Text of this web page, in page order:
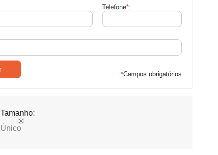
Telefone*:
*Campos obrigatórios
Tamanho:
Único